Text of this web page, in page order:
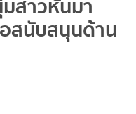
สนับสนุนด้าน